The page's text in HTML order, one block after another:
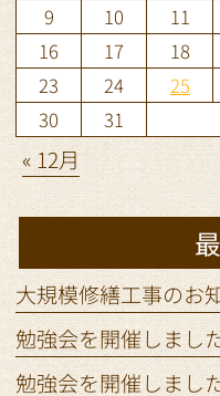
9
10 11
16
17 18
23
24 25
30
31
« 12月
大規模修繕工事のお
勉強会を開催しました
勉強会を開催しまし